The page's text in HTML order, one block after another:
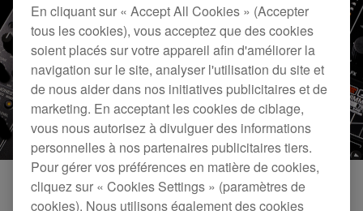
En cliquant sur « Accept All Cookies » (Accepter
tous les cookies), vous acceptez que des cookies
soient placés sur votre appareil afin d'améliorer la
navigation sur le site, analyser l'utilisation du site et
de nous aider dans nos initiatives publicitaires et de
marketing. En acceptant les cookies de ciblage,
vous nous autorisez à divulguer des informations
personnelles à nos partenaires publicitaires tiers.
Pour gérer vos préférences en matière de cookies,
cliquez sur « Cookies Settings » (paramètres de
cookies). Nous utilisons également des cookies